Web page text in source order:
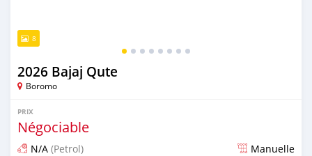
8
2026 Bajaj Qute
Boromo
PRIX
Négociable
N/A (Petrol) Manuelle